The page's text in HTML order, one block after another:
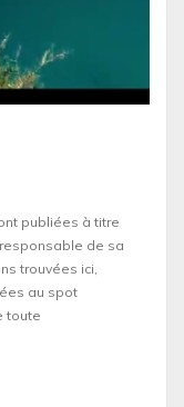
publiées à titre
de sa
trouvées ici,
au spot
toute